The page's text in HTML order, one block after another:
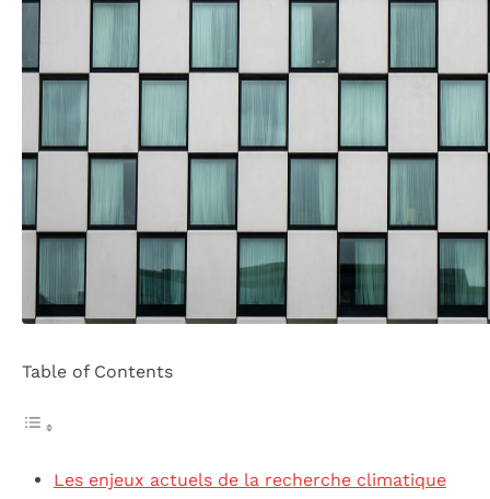
Table of Contents
Les enjeux actuels de la recherche climatique